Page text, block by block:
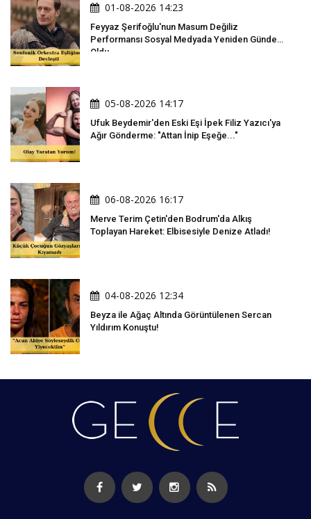
01-08-2026 14:23
Feyyaz Şerifoğlu'nun Masum Değiliz
Performansı Sosyal Medyada Yeniden Gündem
Oldu
05-08-2026 14:17
Ufuk Beydemir'den Eski Eşi İpek Filiz Yazıcı'ya
Ağır Gönderme: "Attan İnip Eşeğe..."
06-08-2026 16:17
Merve Terim Çetin'den Bodrum'da Alkış
Toplayan Hareket: Elbisesiyle Denize Atladı!
04-08-2026 12:34
Beyza ile Ağaç Altında Görüntülenen Sercan
Yıldırım Konuştu!